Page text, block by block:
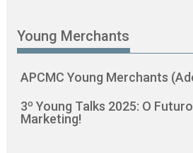
Young Merchants
APCMC Young Merchants
3º Young Talks 2025: O
Marketing!